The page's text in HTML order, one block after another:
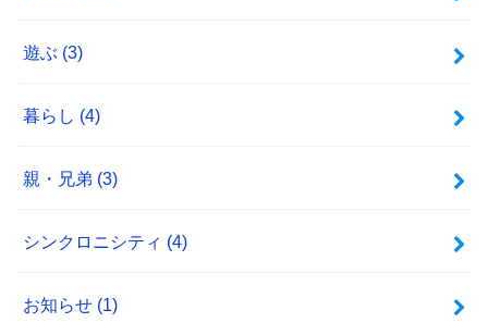
遊ぶ (3)
暮らし (4)
親・兄弟 (3)
シンクロニシティ (4)
お知らせ (1)